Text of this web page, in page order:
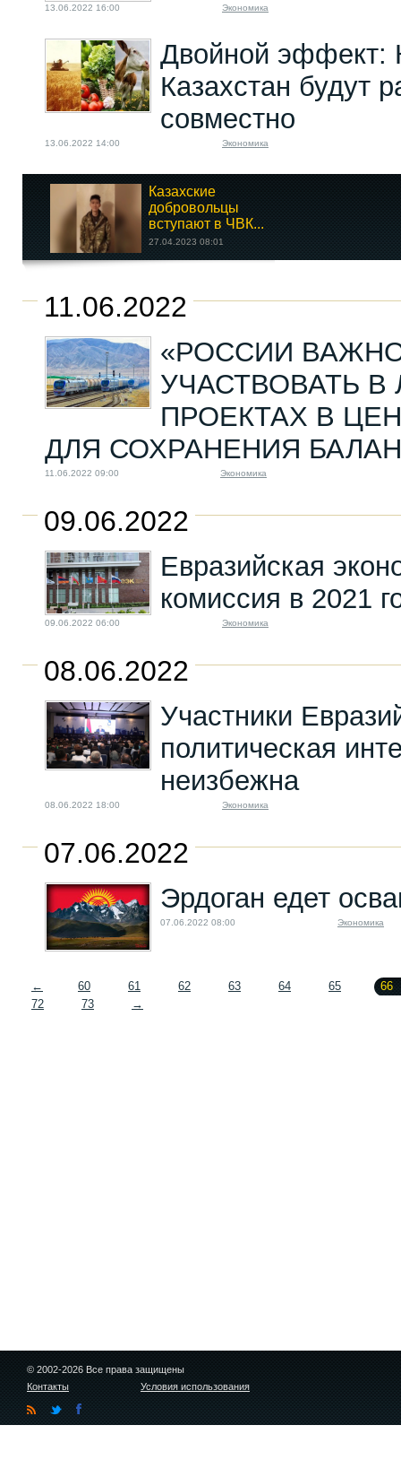
13.06.2022 16:00 Экономика
Двойной эффект:
Казахстан будут
совместно
13.06.2022 14:00 Экономика
Казахские
добровольцы
вступают в ЧВК...
27.04.2023 08:01
Гей, русофобы! Кто и
как учит...
11.06.2022
«РОССИИ
УЧАСТВОВАТЬ В
ПРОЕКТАХ В
ДЛЯ СОХРАНЕНИЯ
11.06.2022 09:00 Экономика
09.06.2022
Евразийская
комиссия в 2021
09.06.2022 06:00 Экономика
08.06.2022
Участники
политическая
неизбежна
08.06.2022 18:00 Экономика
07.06.2022
Эрдоган едет
07.06.2022 08:00 Экономика
← 60 61 62 63 64 65
66
72
73 →
© 2002-2026 Все права защищены
Контакты
Условия использования